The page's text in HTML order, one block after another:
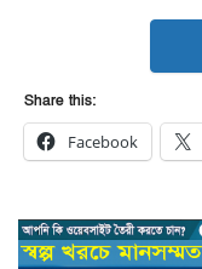
Share this:
Facebook